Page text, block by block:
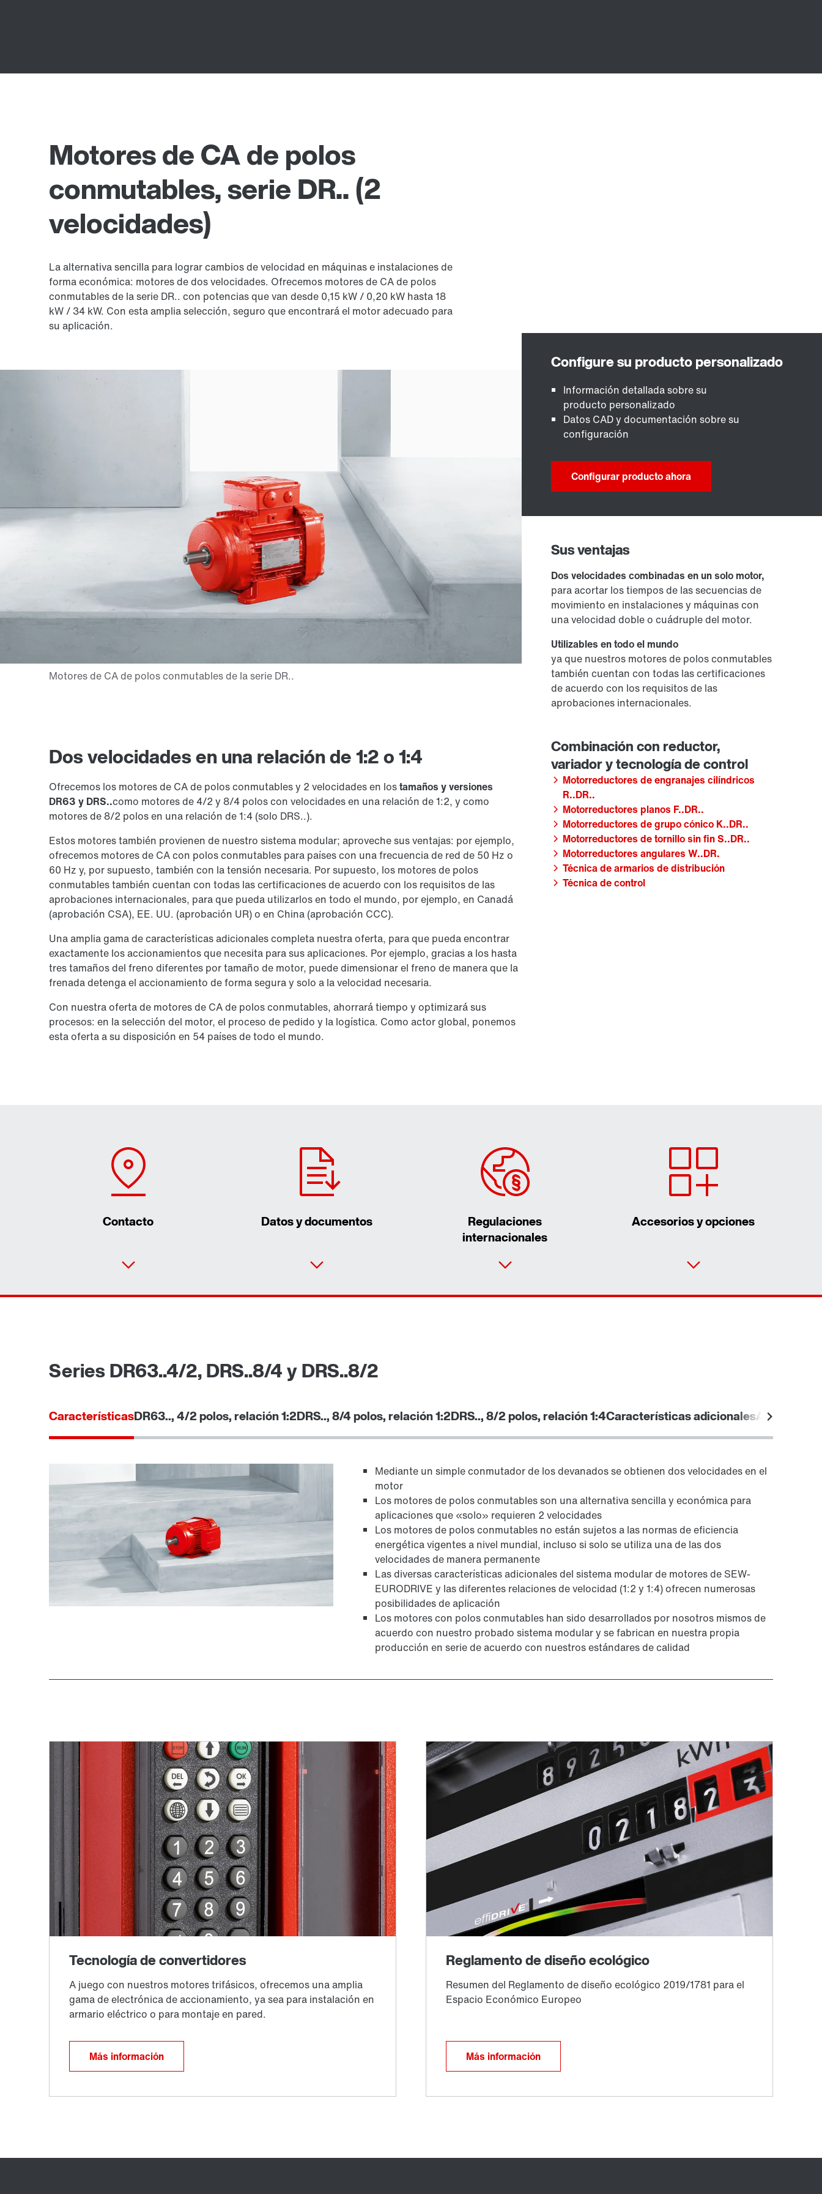
Motores de CA de polos
conmutables, serie DR.. (2
velocidades)
La alternativa sencilla para lograr cambios de velocidad en máquinas e instalaciones de
forma económica: motores de dos velocidades. Ofrecemos motores de CA de polos
conmutables de la serie DR.. con potencias que van desde 0,15 kW / 0,20 kW hasta 18
kW / 34 kW. Con esta amplia selección, seguro que encontrará el motor adecuado para
su aplicación.
Dos velocidades en una relación de 1:2 o 1:4
Ofrecemos los motores de CA de polos conmutables y 2 velocidades en lostamaños y versiones
DR63 y DRS..como motores de 4/2 y 8/4 polos con velocidades en una relación de 1:2, y como
motores de 8/2 polos en una relación de 1:4 (solo DRS..).
Estos motores también provienen de nuestro sistema modular; aproveche sus ventajas: por ejemplo,
ofrecemos motores de CA con polos conmutables para países con una frecuencia de red de 50 Hz o
60 Hz y, por supuesto, también con la tensión necesaria. Por supuesto, los motores de polos
conmutables también cuentan con todas las certificaciones de acuerdo con los requisitos de las
aprobaciones internacionales, para que pueda utilizarlos en todo el mundo, por ejemplo, en Canadá
(aprobación CSA), EE. UU. (aprobación UR) o en China (aprobación CCC).
Una amplia gama de características adicionales completa nuestra oferta, para que pueda encontrar
exactamente los accionamientos que necesita para sus aplicaciones. Por ejemplo, gracias a los hasta
tres tamaños del freno diferentes por tamaño de motor, puede dimensionar el freno de manera que la
frenada detenga el accionamiento de forma segura y solo a la velocidad necesaria.
Con nuestra oferta de motores de CA de polos conmutables, ahorrará tiempo y optimizará sus
procesos: en la selección del motor, el proceso de pedido y la logística. Como actor global, ponemos
esta oferta a su disposición en 54 países de todo el mundo.
Información detallada sobre su
producto personalizado
Datos CAD y documentación sobre su
configuración
Configurar producto ahora
Sus ventajas
Dos velocidades combinadas en un solo motor,
para acortar los tiempos de las secuencias de
movimiento en instalaciones y máquinas con
una velocidad doble o cuádruple del motor.
Utilizables en todo el mundo
ya que nuestros motores de polos conmutables
también cuentan con todas las certificaciones
de acuerdo con los requisitos de las
aprobaciones internacionales.
Motorreductores de engranajes cilíndricos
R..DR..
Motorreductores planos F..DR..
Motorreductores de grupo cónico K..DR..
Motorreductores de tornillo sin fin S..DR..
Motorreductores angulares W..DR.
Técnica de armarios de distribución
Técnica de control
Contacto Datos y documentos
Regulaciones
internacionales
Accesorios y opciones
control del freno
Otras características adicionales
Series DR63..4/2, DRS..8/4 y DRS..8/2
CaracterísticasDR63.., 4/2 polos, relación 1:2DRS.., 8/4 polos, relación 1:2DRS.., 8/2 polos, relación 1:4Características adicionalesÁreas de
Mediante un simple conmutador de los devanados se obtienen dos velocidades en el
motor
Los motores de polos conmutables son una alternativa sencilla y económica para
aplicaciones que «solo» requieren 2 velocidades
Los motores de polos conmutables no están sujetos a las normas de eficiencia
energética vigentes a nivel mundial, incluso si solo se utiliza una de las dos
velocidades de manera permanente
Las diversas características adicionales del sistema modular de motores de SEW-
EURODRIVE y las diferentes relaciones de velocidad (1:2 y 1:4) ofrecen numerosas
posibilidades de aplicación
Los motores con polos conmutables han sido desarrollados por nosotros mismos de
acuerdo con nuestro probado sistema modular y se fabrican en nuestra propia
producción en serie de acuerdo con nuestros estándares de calidad
Más información Más información